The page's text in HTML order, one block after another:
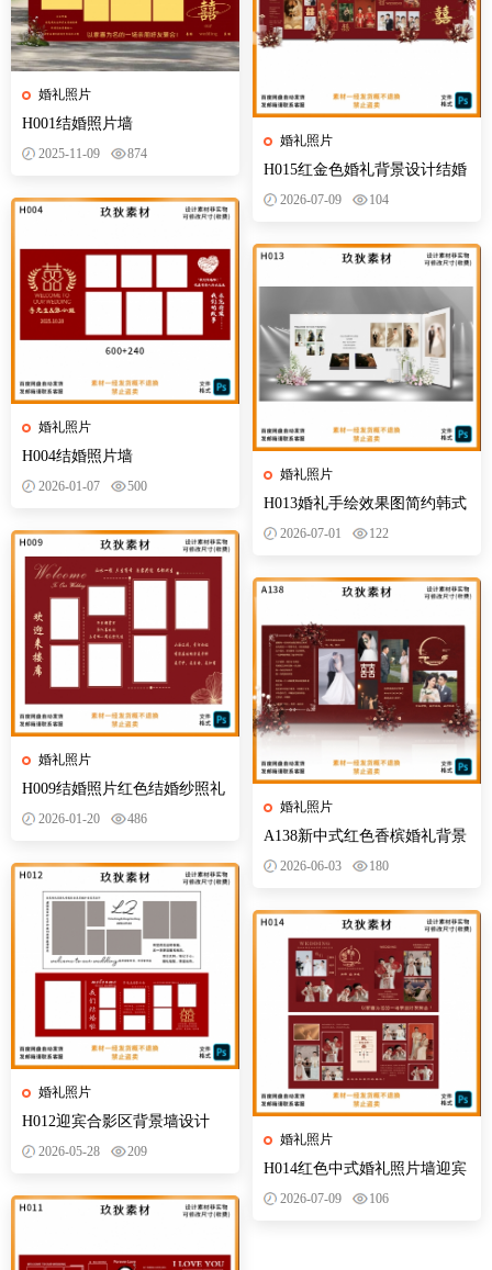
婚礼照片
H001结婚照片墙
2025-11-09 874
婚礼照片
H004结婚照片墙
2026-01-07 500
婚礼照片
H009结婚照片红色结婚纱照礼
照片墙迎宾合影区背景墙设计
2026-01-20 486
婚礼照片
H012迎宾合影区背景墙设计
PSD模版素材结婚照片红色纱
2026-05-28 209
婚礼照片
H015红金色婚礼背景设计结婚
订婚照片墙迎宾区签到区效果
2026-07-09 104
婚礼照片
H013婚礼手绘效果图简约韩式
照片墙设计素材psd分层
2026-07-01 122
婚礼照片
A138新中式红色香槟婚礼背景
设计婚庆照片墙迎宾区效果喷
2026-06-03 180
婚礼照片
H014红色中式婚礼照片墙迎宾
签到区合影区背景墙设计PSD
2026-07-09 106